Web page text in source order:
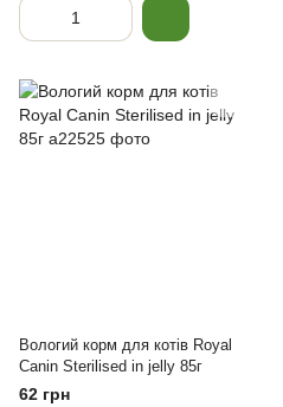
Вологий корм для котів Royal
Canin Sterilised in jelly 85г
62 грн